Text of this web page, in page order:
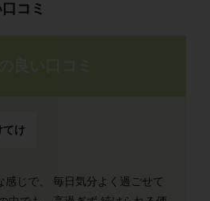
コミ
てけ
感じで、 毎日気分よく過ごせて